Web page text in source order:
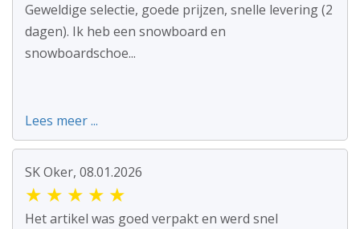
Geweldige selectie, goede prijzen, snelle levering (2
dagen). Ik heb een snowboard en
snowboardschoe...
Lees meer ...
SK Oker, 08.01.2026
★ ★ ★ ★ ★
Het artikel was goed verpakt en werd snel